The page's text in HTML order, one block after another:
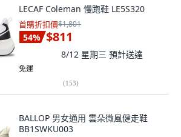
LECAF Coleman 慢跑鞋 LE5S320
首購折扣價$1,801
54% $811
8/12 星期三 預計送達
免運
(153)
BALLOP 男女通用 雲朵微風健走鞋
BB1SWKU003